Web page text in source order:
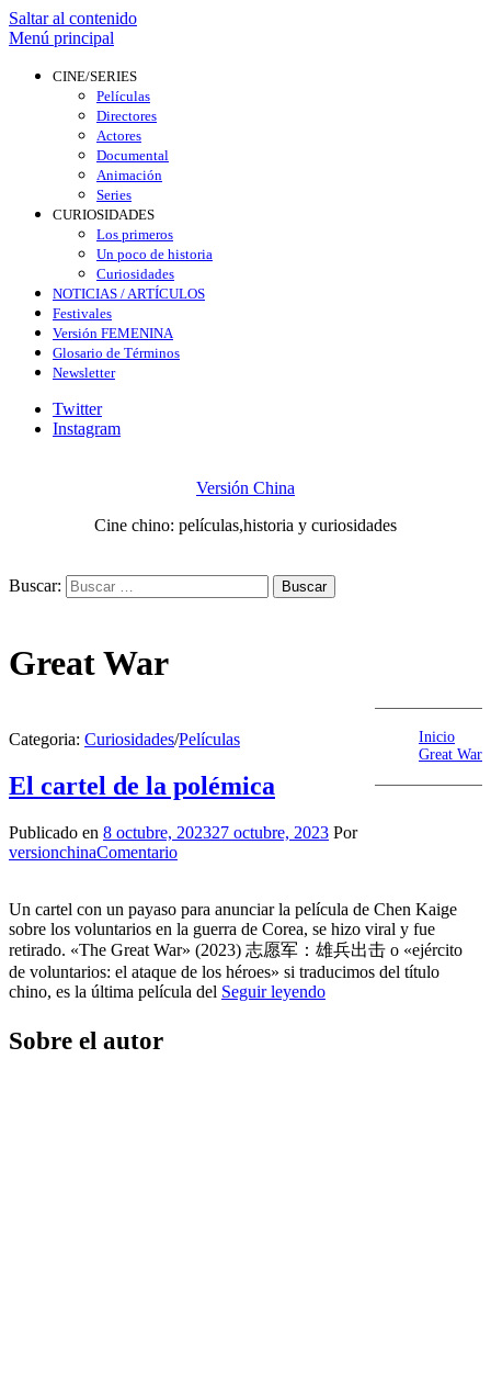
Saltar al contenido
Menú principal
CINE/SERIES
Películas
Directores
Actores
Documental
Animación
Series
CURIOSIDADES
Los primeros
Un poco de historia
Curiosidades
NOTICIAS / ARTÍCULOS
Festivales
Versión FEMENINA
Glosario de Términos
Newsletter
Twitter
Instagram
Versión China
Cine chino: películas,historia y curiosidades
Buscar:
Great War
Inicio
Great War
Categoria: Curiosidades/Películas
El cartel de la polémica
Publicado en 8 octubre, 202327 octubre, 2023 Por
versionchinaComentario
Un cartel con un payaso para anunciar la película de Chen Kaige
sobre los voluntarios en la guerra de Corea, se hizo viral y fue
retirado. «The Great War» (2023) 志愿军：雄兵出击 o «ejército
de voluntarios: el ataque de los héroes» si traducimos del título
chino, es la última película del Seguir leyendo
Sobre el autor